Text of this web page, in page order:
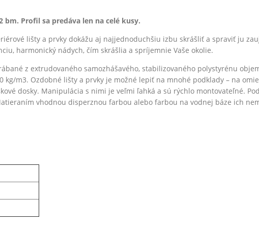
bm. Profil sa predáva len na celé kusy.
lišty a prvky dokážu aj najjednoduchšiu izbu skrášliť a spraviť ju
harmonický nádych, čím skrášlia a spríjemnie Vaše okolie.
z extrudovanéhosamozhášavého, stabilizovaného polystyrénu
kg/m3. Ozdobné lišty a prvky je možné lepiť na mnohé podklady – na
dosky. Manipulácia s nimi je veľmi ľahká a sú rýchlo montovateľné.
vhodnou disperznou farbou alebo farbou na vodnej báze ich